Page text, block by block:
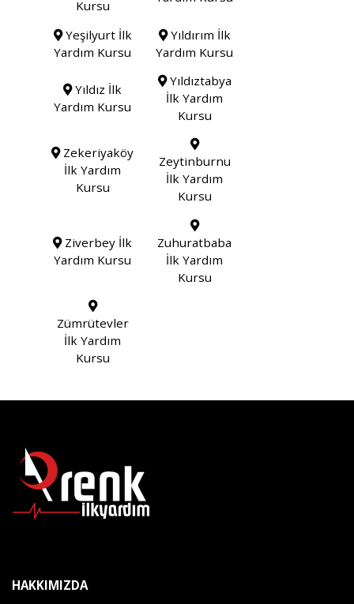
Kursu
Yeşilyurt İlk
Yardım Kursu
Yıldırım İlk
Yardım Kursu
Yıldız İlk
Yardım Kursu
Yıldıztabya
İlk Yardım
Kursu
Zekeriyaköy
İlk Yardım
Kursu
Zeytinburnu
İlk Yardım
Kursu
Ziverbey İlk
Yardım Kursu
Zuhuratbaba
İlk Yardım
Kursu
Zümrütevler
İlk Yardım
Kursu
HAKKIMIZDA